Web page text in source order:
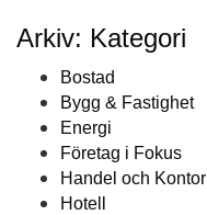
Arkiv: Kategori
Bostad
Bygg & Fastighet
Energi
Företag i Fokus
Handel och Kontor
Hotell